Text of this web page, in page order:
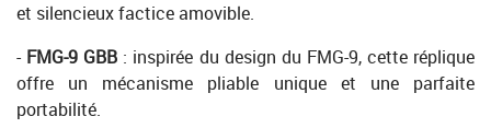
et silencieux factice amovible.
- FMG-9 GBB : inspirée du design du FMG-9, cette réplique
offre un mécanisme pliable unique et une parfaite
portabilité.